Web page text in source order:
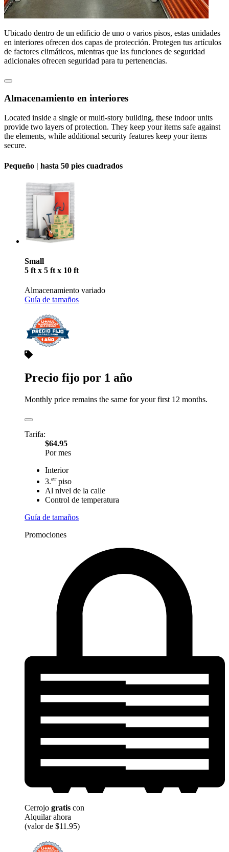
Ubicado dentro de un edificio de uno o varios pisos, estas unidades
en interiores ofrecen dos capas de protección. Protegen tus artículos
de factores climáticos, mientras que las funciones de seguridad
adicionales ofrecen seguridad para tu pertenencias.
Almacenamiento en interiores
Located inside a single or multi-story building, these indoor units
provide two layers of protection. They keep your items safe against
the elements, while additional security features keep your items
secure.
Pequeño | hasta 50 pies cuadrados
Small
5 ft x 5 ft x 10 ft
Almacenamiento variado
Guía de tamaños
Precio fijo por 1 año
Monthly price remains the same for your first 12 months.
Tarifa:
$64.95
Por mes
Interior
3.erpiso
Al nivel de la calle
Control de temperatura
Guía de tamaños
Promociones
Cerrojo gratis con
Alquilar ahora
(valor de $11.95)